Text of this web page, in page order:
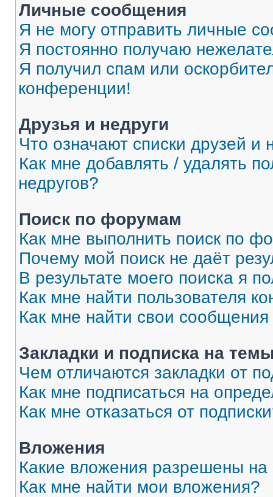
Личные сообщения
Я не могу отправить личные
Я постоянно получаю
Я получил спам или
конференции!
Друзья и недруги
Что означают списки друзей и
Как мне добавлять / удалять
недругов?
Поиск по форумам
Как мне выполнить поиск по
Почему мой поиск не даёт
В результате моего поиска я
Как мне найти пользователя
Как мне найти свои
Закладки и подписка на
Чем отличаются закладки от
Как мне подписаться на
Как мне отказаться от
Вложения
Какие вложения разрешены
Как мне найти мои вложения?